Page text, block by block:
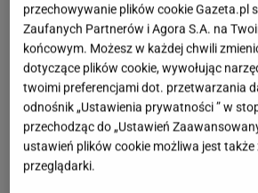
przechowywanie plików cookie Gazeta.pl
Zaufanych Partnerów i Agora S.A. na
końcowym. Możesz w każdej chwili
dotyczące plików cookie, wywołując
twoimi preferencjami dot. przetwarzania
odnośnik „Ustawienia prywatności ” w
przechodząc do „Ustawień
ustawień plików cookie możliwa jest
przeglądarki.